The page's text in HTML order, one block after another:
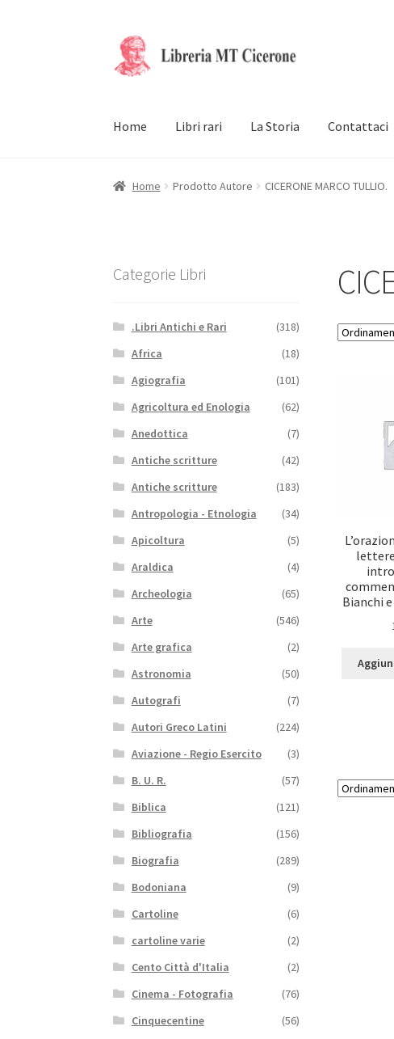
Vai
alla
Vai
al
Home Libri rari La Storia Contattaci
Home Prodotto Autore CICERONE MARCO TULLIO.
Bianchi
Categorie Libri
.Libri Antichi e Rari
(318)
Africa
(18)
Agiografia
(101)
Agricoltura ed Enologia
(62)
Anedottica
(7)
Antiche scritture
(42)
Antiche scritture
(183)
Antropologia - Etnologia
(34)
Apicoltura
(5)
Araldica
(4)
Archeologia
(65)
Arte
(546)
Arte grafica
(2)
Astronomia
(50)
Autografi
(7)
Autori Greco Latini
(224)
Aviazione - Regio Esercito
(3)
B. U. R.
(57)
Biblica
(121)
Bibliografia
(156)
Biografia
(289)
Bodoniana
(9)
Cartoline
(6)
cartoline varie
(2)
Cento Città d'Italia
(2)
Cinema - Fotografia
(76)
Cinquecentine
(56)